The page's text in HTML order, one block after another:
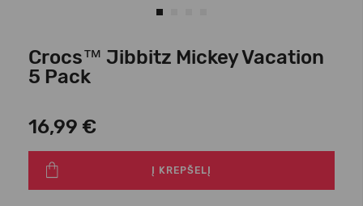
Crocs™ Jibbitz Mickey Vacation
5 Pack
16,99 €
Į KREPŠELĮ